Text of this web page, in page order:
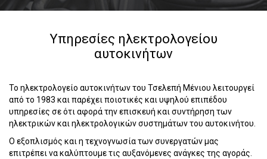
Υπηρεσίες ηλεκτρολογείου
αυτοκινήτων
Το ηλεκτρολογείο αυτοκινήτων του Τσελεπή Μένιου λειτουργεί
από το 1983 και παρέχει ποιοτικές και υψηλού επιπέδου
υπηρεσίες σε ότι αφορά την επισκευή και συντήρηση των
ηλεκτρικών και ηλεκτρολογικών συστημάτων του αυτοκινήτου.
Ο εξοπλισμός και η τεχνογνωσία των συνεργατών μας
επιτρέπει να καλύπτουμε τις αυξανόμενες ανάγκες της αγοράς.